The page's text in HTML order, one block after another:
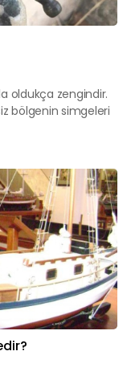
oldukça zengindir.
bölgenin simgeleri